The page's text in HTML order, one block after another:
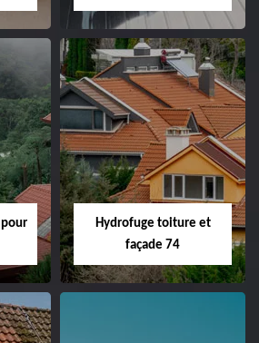
Hydrofuge toiture et
façade 74